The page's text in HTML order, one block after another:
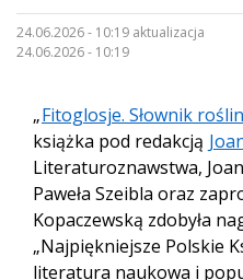
24.06.2026 - 10:19 aktualizacja
24.06.2026 - 10:19
„Fitoglosje. Słownik
książka pod redakcją
Literaturoznawstwa,
Paweła Szeibla oraz
Kopaczewską zdobyła
„Najpiękniejsze Polskie
literatura naukowa i